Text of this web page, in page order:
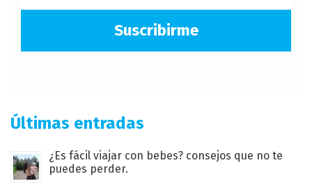
Suscribirme
Últimas entradas
¿Es fácil viajar con bebes? consejos que no te
puedes perder.